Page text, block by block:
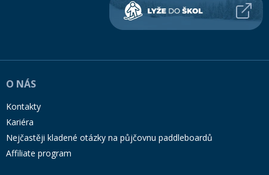
O NÁS
Kontakty
Kariéra
Nejčastěji kladené otázky na půjčovnu paddleboardů
Affiliate program